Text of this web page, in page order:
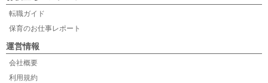
転職ガイド
保育のお仕事レポート
運営情報
会社概要
利用規約